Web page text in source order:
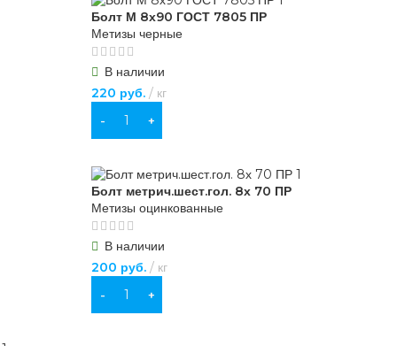
Болт М 8х90 ГОСТ 7805 ПР
Метизы черные
В наличии
220 руб. кг
В КОРЗИНУ
Болт метрич.шест.гол. 8х 70 ПР
Метизы оцинкованные
В наличии
200 руб. кг
В КОРЗИНУ